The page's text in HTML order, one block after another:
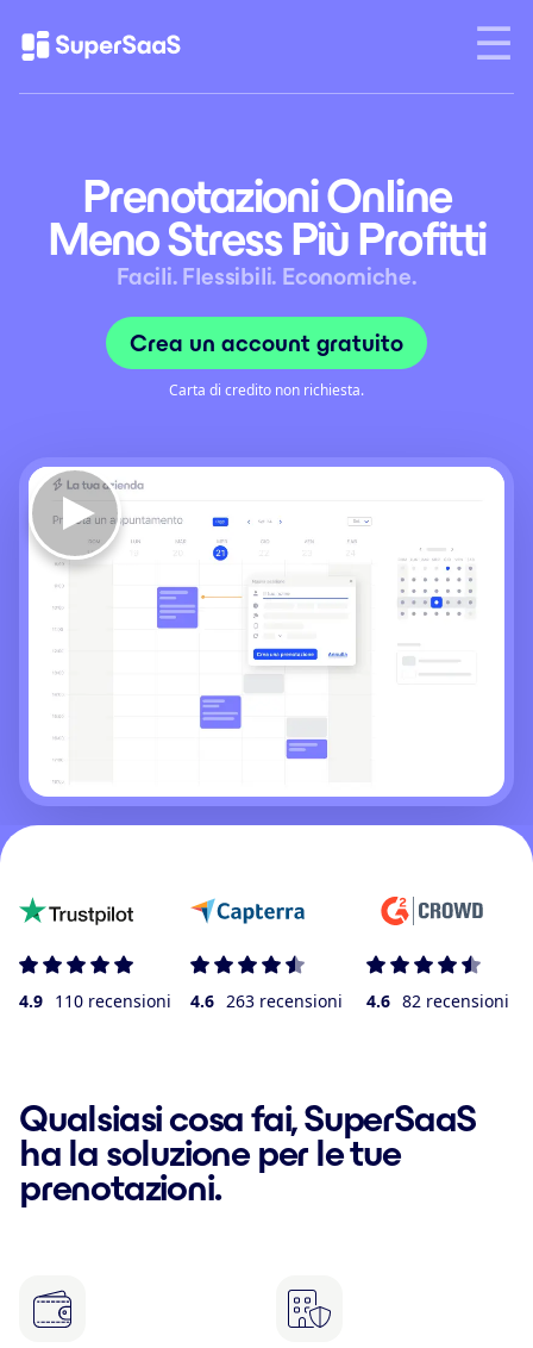
Prenotazioni Online
Meno Stress Più Profitti
Facili. Flessibili. Economiche.
Crea un account gratuito
Carta di credito non richiesta.
4.9 110 recensioni 4.6 263 recensioni 4.6 82 recensioni
Qualsiasi cosa fai, SuperSaaS
ha la soluzione per le tue
prenotazioni.